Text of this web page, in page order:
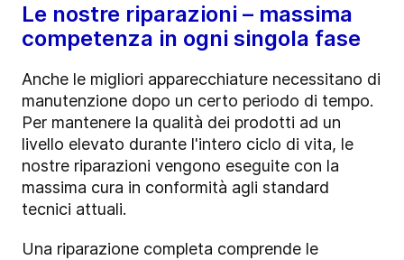
Le nostre riparazioni – massima
competenza in ogni singola fase
Anche le migliori apparecchiature necessitano di
manutenzione dopo un certo periodo di tempo.
Per mantenere la qualità dei prodotti ad un
livello elevato durante l'intero ciclo di vita, le
nostre riparazioni vengono eseguite con la
massima cura in conformità agli standard
tecnici attuali.
Una riparazione completa comprende le